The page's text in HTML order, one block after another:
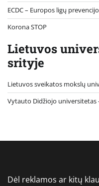
ECDC – Europos ligų
Korona STOP
Lietuvos
srityje
Lietuvos sveikatos mokslų
Vytauto Didžiojo universitetas
Dėl reklamos ar kitų